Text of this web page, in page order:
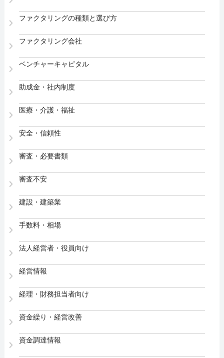
ファクタリングの種類と選び方
ファクタリング会社
ベンチャーキャピタル
助成金・社内制度
医療・介護・福祉
安全・信頼性
審査・必要書類
審査不安
建設・建築業
手数料・相場
法人経営者・役員向け
経営情報
経理・財務担当者向け
資金繰り・経営改善
資金調達情報